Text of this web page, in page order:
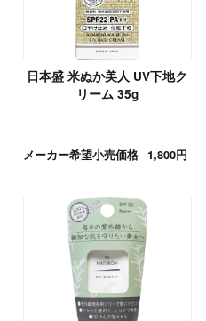
日本盛 米ぬか美人 UV下地ク
リーム 35g
メーカー希望小売価格 1,800円